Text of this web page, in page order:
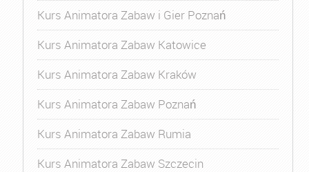
Kurs Animatora Zabaw i Gier Poznań
Kurs Animatora Zabaw Katowice
Kurs Animatora Zabaw Kraków
Kurs Animatora Zabaw Poznań
Kurs Animatora Zabaw Rumia
Kurs Animatora Zabaw Szczecin